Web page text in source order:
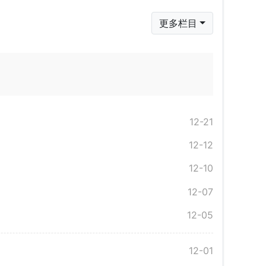
更多栏目
12-21
12-12
12-10
12-07
12-05
12-01